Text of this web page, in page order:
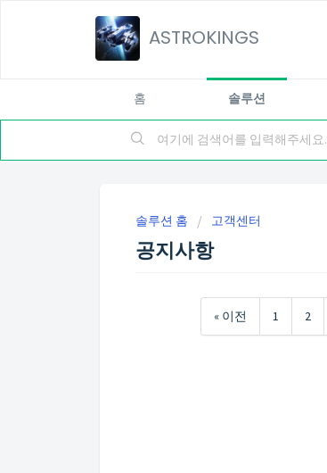
ASTROKINGS
홈 솔루션
솔루션 홈 고객센터
공지사항
« 이전 1 2